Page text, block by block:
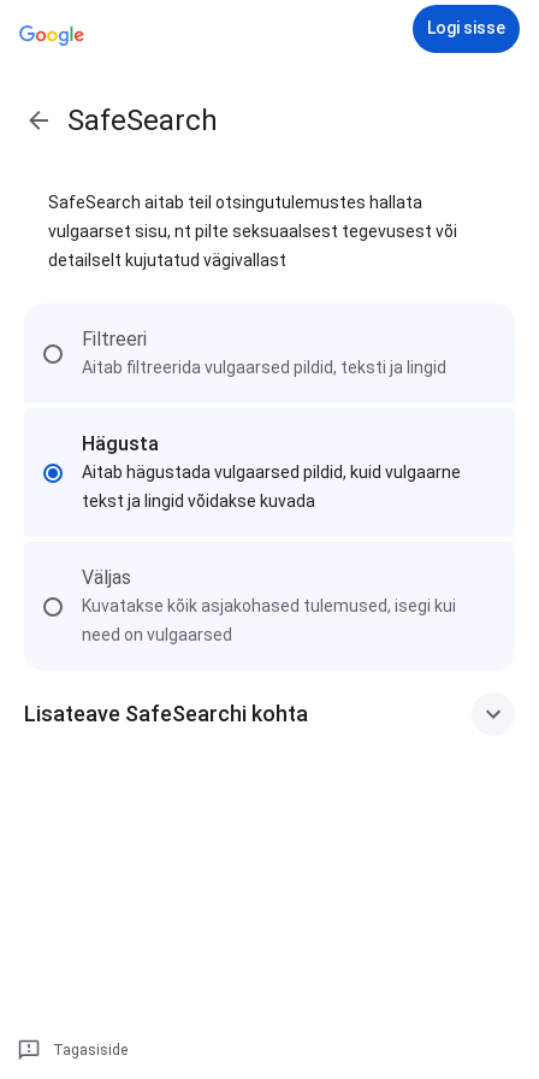
Logi sisse
SafeSearch
SafeSearch aitab teil otsingutulemustes hallata
vulgaarset sisu, nt pilte seksuaalsest tegevusest või
detailselt kujutatud vägivallast
Filtreeri
Aitab filtreerida vulgaarsed pildid, teksti ja lingid
Hägusta
Aitab hägustada vulgaarsed pildid, kuid vulgaarne
tekst ja lingid võidakse kuvada
Väljas
Kuvatakse kõik asjakohased tulemused, isegi kui
need on vulgaarsed
Lisateave SafeSearchi kohta
Tagasiside